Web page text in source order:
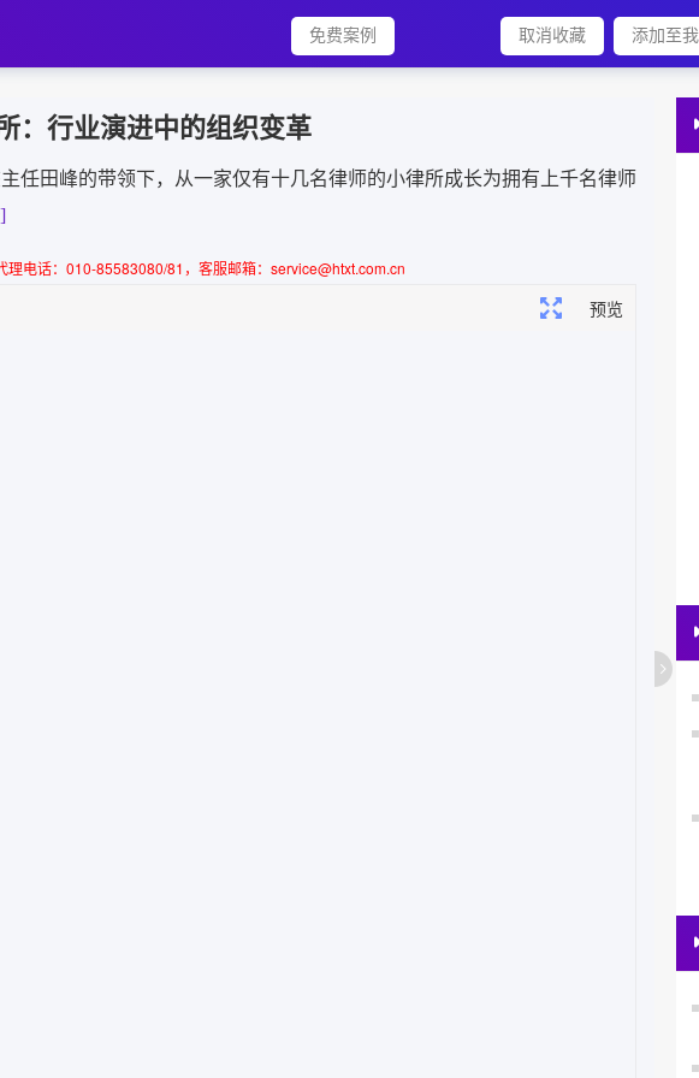
免费案例 取消收藏 添加至
：行业演进中的组织变革
任田峰的带领下，从一家仅有十几名律师的小律所成长为拥有上千名律师
电话：010-85583080/81，客服邮箱：service@htxt.com.cn
预览